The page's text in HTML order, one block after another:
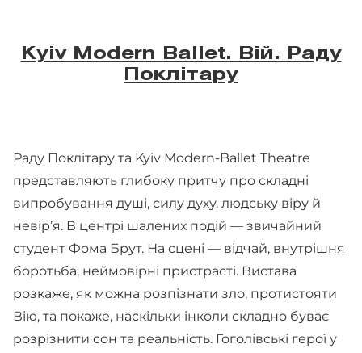
Kyiv Modern Ballet. Вій. Раду
Поклітару
Раду Поклітару та Kyiv Modern-Ballet Theatre
представляють глибоку притчу про складні
випробування душі, силу духу, людську віру й
невір’я. В центрі шалених подій — звичайний
студент Фома Брут. На сцені — відчай, внутрішня
боротьба, неймовірні пристрасті. Вистава
розкаже, як можна розпізнати зло, протистояти
Вію, та покаже, наскільки інколи складно буває
розрізнити сон та реальність. Гоголівські герої у